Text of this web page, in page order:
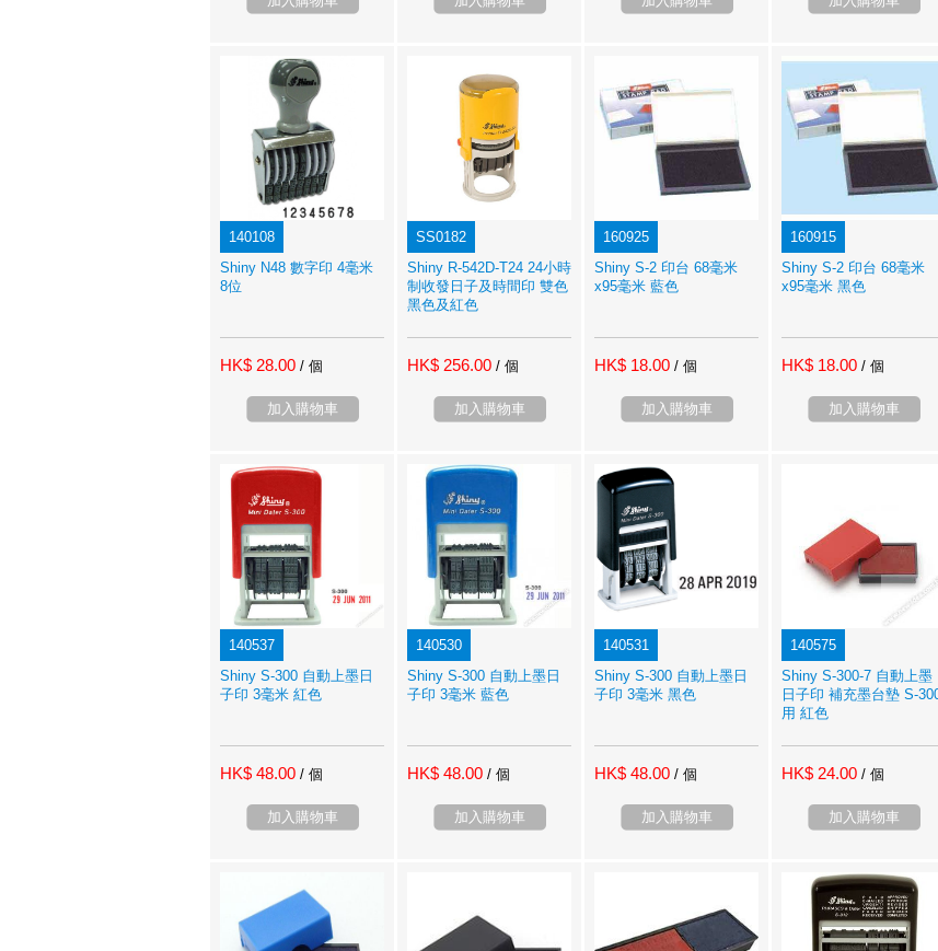
140108
Shiny N48 數字印 4毫米
8位
HK$ 28.00 / 個
加入購物車
SS0182
Shiny R-542D-T24 24小時
制收發日子及時間印 雙色
黑色及紅色
HK$ 256.00 / 個
加入購物車
160925
Shiny S-2 印台 68毫米
x95毫米 藍色
HK$ 18.00 / 個
加入購物車
160915
Shiny S-2 印台 68毫米
x95毫米 黑色
HK$ 18.00 / 個
加入購物車
140537
Shiny S-300 自動上墨日
子印 3毫米 紅色
HK$ 48.00 / 個
加入購物車
140530
Shiny S-300 自動上墨日
子印 3毫米 藍色
HK$ 48.00 / 個
加入購物車
140531
Shiny S-300 自動上墨日
子印 3毫米 黑色
HK$ 48.00 / 個
加入購物車
140575
Shiny S-300-7 自動上墨
日子印 補充墨台墊 S-
用 紅色
HK$ 24.00 / 個
加入購物車